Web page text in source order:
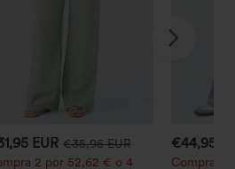
EUR €35,95 EUR
2 por 52,62 € o 4
€44,95
Compra 2